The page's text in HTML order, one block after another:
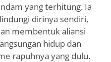
yang terhitung. Ia
dirinya sendiri,
membentuk aliansi
hidup dan
rapuhnya yang dulu.